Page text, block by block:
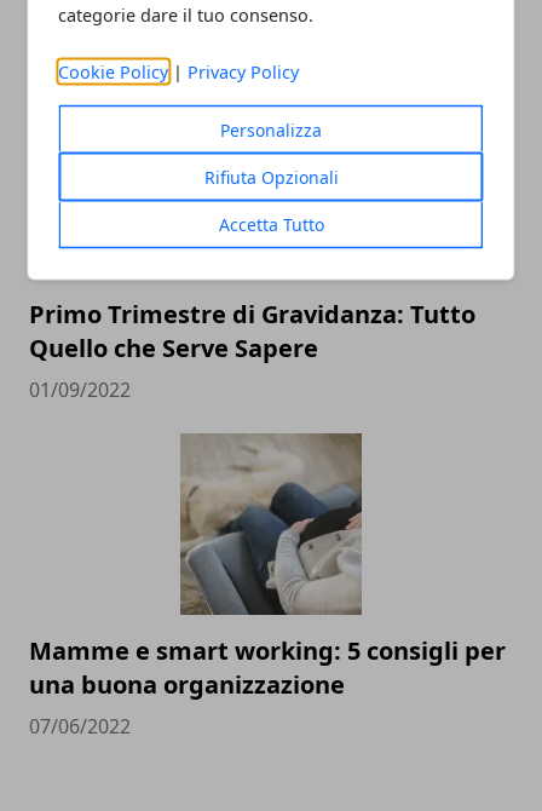
categorie dare il tuo consenso.
Cookie Policy | Privacy Policy
Personalizza
Rifiuta Opzionali
Accetta Tutto
gravidanza
13/01/2023
Primo Trimestre di Gravidanza: Tutto
Quello che Serve Sapere
01/09/2022
Mamme e smart working: 5 consigli per
una buona organizzazione
07/06/2022